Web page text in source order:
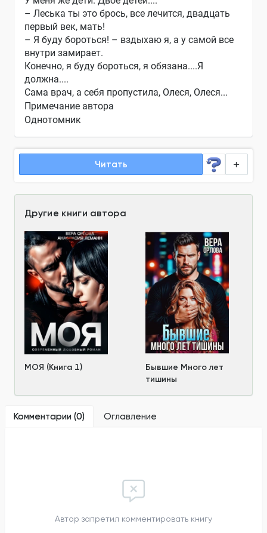
– Леська ты это брось, все лечится, двадцать
первый век, мать!
– Я буду бороться! – вздыхаю я, а у самой все
внутри замирает.
Конечно, я буду бороться, я обязана....Я
должна....
Сама врач, а себя пропустила, Олеся, Олеся...
Примечание автора
Однотомник
Читать
Другие книги автора
МОЯ (Книга 1)
Бывшие Много лет
тишины
Комментарии (0) Оглавление
Автор запретил комментировать книгу